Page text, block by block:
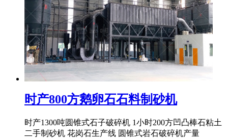
时产800方鹅卵石石料制砂机
时产1300吨圆锥式石子破碎机 1小时200方凹凸棒石粘土
二手制砂机 花岗石生产线 圆锥式岩石破碎机产量